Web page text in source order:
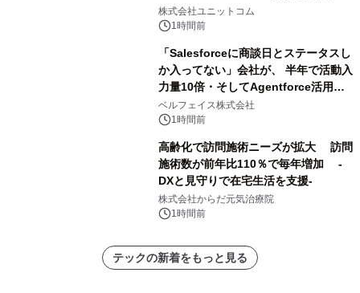
NVIDIA® GeForce RTX™ 5070 Ti搭
載モデルを販売開始
株式会社ユニットコム
1時間前
「Salesforceに商談日とステータスし
か入ってない」会社が、 半年で活動入
力量10倍・そしてAgentforce活用へ
── 敷島住宅×bellSalesAI事例公開
ベルフェイス株式会社
1時間前
高齢化で訪問施術ニーズが拡大 訪問
施術数が前年比110％で毎年増加 -
DXと見守りで在宅生活を支援-
株式会社からだ元気治療院
1時間前
テックの新着をもっと見る